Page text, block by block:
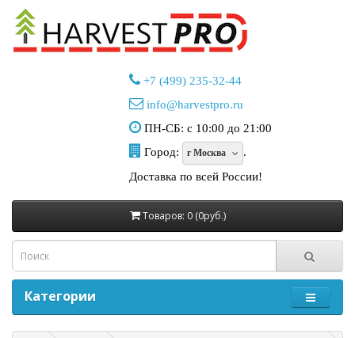
+7 (499) 235-32-44
info@harvestpro.ru
ПН-СБ: с 10:00 до 21:00
Город:
г Москва
.
Доставка по всей России!
Товаров: 0 (0руб.)
Категории